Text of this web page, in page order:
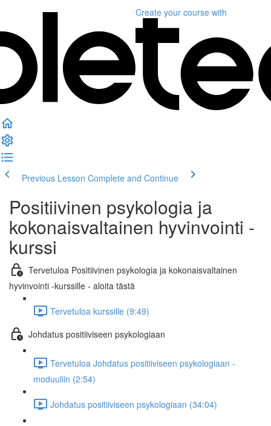
Create your course with
Previous Lesson Complete and Continue
Positiivinen psykologia ja
kokonaisvaltainen hyvinvointi -
kurssi
Tervetuloa Positiivinen psykologia ja kokonaisvaltainen
hyvinvointi -kurssille - aloita tästä
Tervetuloa kurssille (9:49)
Johdatus positiiviseen psykologiaan
Tervetuloa Johdatus positiiviseen psykologiaan -
moduuliin (2:54)
Johdatus positiiviseen psykologiaan (34:04)